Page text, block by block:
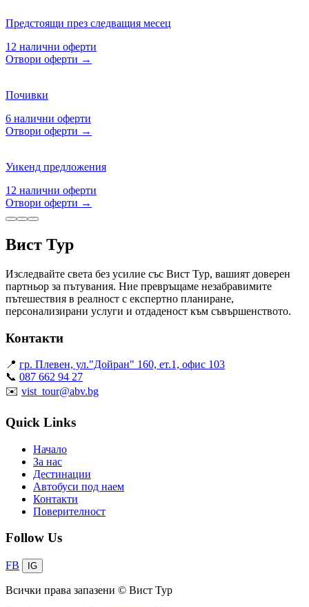
Предстоящи през следващия месец
12 налични оферти
Отвори оферти →
Почивки
6 налични оферти
Отвори оферти →
Уикенд предложения
12 налични оферти
Отвори оферти →
Вист Тур
Изследвайте света без усилие със Вист Тур, вашият доверен
партньор за пътувания. Ние превръщаме незабравимите
пътешествия в реалност с експертно планиране,
персонализирани услуги и отдаденост към съвършенството.
Контакти
📍 гр. Плевен, ул."Дойран" 160, ет.1, офис 103
📞 087 662 94 27
✉️ vist_tour@abv.bg
Quick Links
Начало
За нас
Дестинации
Автобуси под наем
Контакти
Поверителност
Follow Us
FB IG
Всички права запазени © Вист Тур